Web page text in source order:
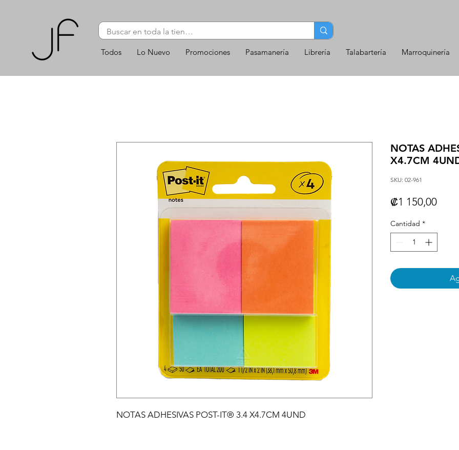
Todos Lo Nuevo Promociones Pasamanería Librería Talabartería Marroquinería
NOTAS ADHESIVAS POST-IT® 3.4 X4.7CM 4UND
NOTAS
X4.7CM
SKU: 02-961
₡1 150,00
Cantidad *